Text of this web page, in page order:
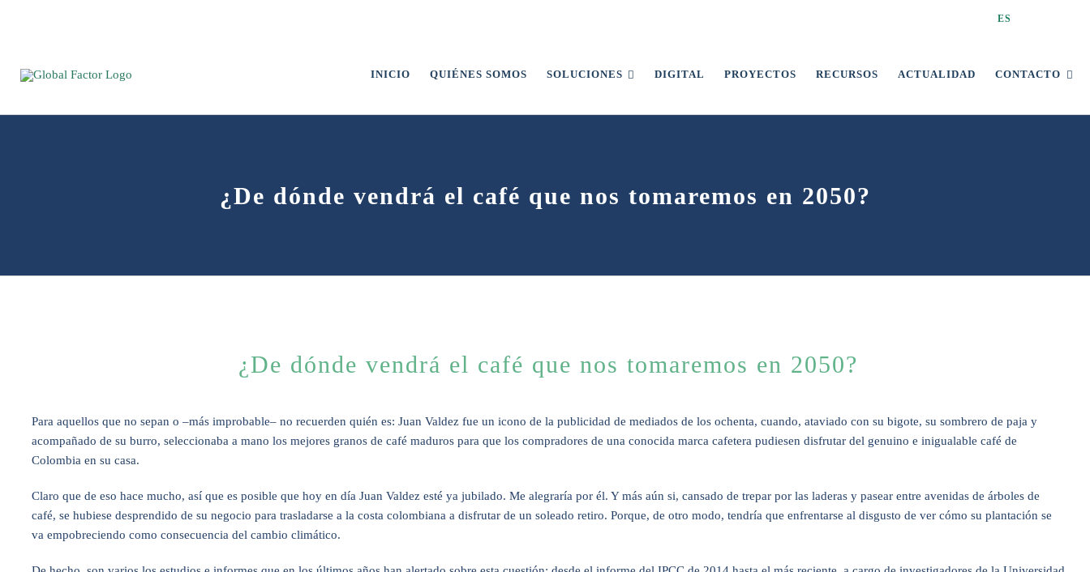
ES
INICIO QUIÉNES SOMOS SOLUCIONES DIGITAL PROYECTOS RECURSOS ACTUALIDAD CONTACTO
¿De dónde vendrá el café que nos tomaremos en 2050?
¿De dónde vendrá el café que nos tomaremos en 2050?
Para aquellos que no sepan o –más improbable– no recuerden quién es: Juan Valdez fue un icono de la publicidad de mediados de los ochenta, cuando, ataviado con su bigote, su sombrero de paja y
acompañado de su burro, seleccionaba a mano los mejores granos de café maduros para que los compradores de una conocida marca cafetera pudiesen disfrutar del genuino e inigualable café de
Colombia en su casa.
Claro que de eso hace mucho, así que es posible que hoy en día Juan Valdez esté ya jubilado. Me alegraría por él. Y más aún si, cansado de trepar por las laderas y pasear entre avenidas de árboles de
café, se hubiese desprendido de su negocio para trasladarse a la costa colombiana a disfrutar de un soleado retiro. Porque, de otro modo, tendría que enfrentarse al disgusto de ver cómo su plantación se
va empobreciendo como consecuencia del cambio climático.